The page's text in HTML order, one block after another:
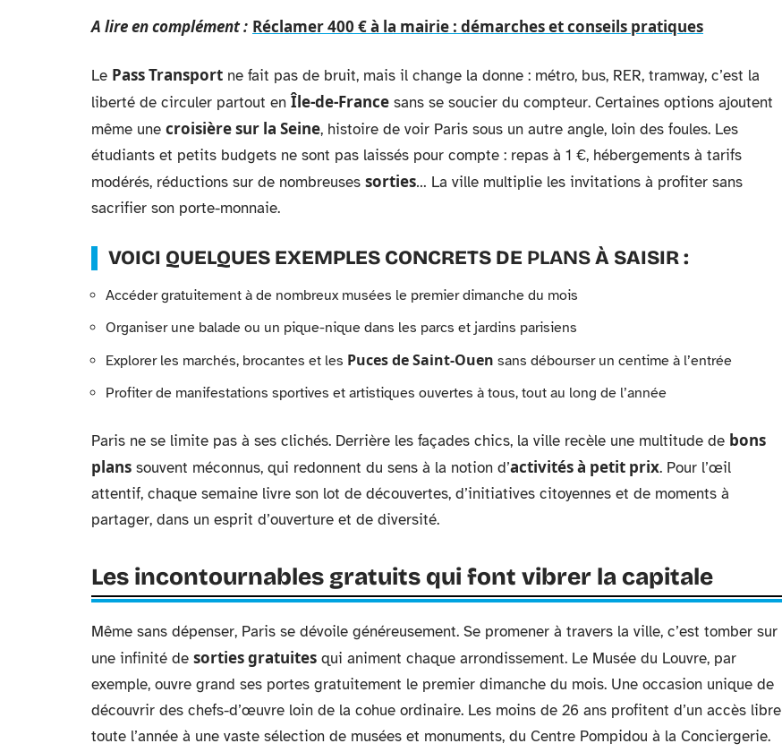
A lire en complément : Réclamer 400 € à la mairie : démarches et conseils pratiques
Le Pass Transport ne fait pas de bruit, mais il change la donne : métro, bus, RER, tramway, c’est la
liberté de circuler partout en Île-de-France sans se soucier du compteur. Certaines options ajoutent
même une croisière sur la Seine, histoire de voir Paris sous un autre angle, loin des foules. Les
étudiants et petits budgets ne sont pas laissés pour compte : repas à 1 €, hébergements à tarifs
modérés, réductions sur de nombreuses sorties… La ville multiplie les invitations à profiter sans
sacrifier son porte-monnaie.
VOICI QUELQUES EXEMPLES CONCRETS DE PLANSÀ SAISIR :
Accéder gratuitement à de nombreux musées le premier dimanche du mois
Organiser une balade ou un pique-nique dans les parcs et jardins parisiens
Explorer les marchés, brocantes et les Puces de Saint-Ouen sans débourser un centime à l’entrée
Profiter de manifestations sportives et artistiques ouvertes à tous, tout au long de l’année
Paris ne se limite pas à ses clichés. Derrière les façades chics, la ville recèle une multitude de bons
plans souvent méconnus, qui redonnent du sens à la notion d’activités à petit prix. Pour l’œil
attentif, chaque semaine livre son lot de découvertes, d’initiatives citoyennes et de moments à
partager, dans un esprit d’ouverture et de diversité.
Les incontournables gratuits qui font vibrer la capitale
Même sans dépenser, Paris se dévoile généreusement. Se promener à travers la ville, c’est tomber sur
une infinité de sorties gratuites qui animent chaque arrondissement. Le Musée du Louvre, par
exemple, ouvre grand ses portes gratuitement le premier dimanche du mois. Une occasion unique de
découvrir des chefs-d’œuvre loin de la cohue ordinaire. Les moins de 26 ans profitent d’un accès libre
toute l’année à une vaste sélection de musées et monuments, du Centre Pompidou à la Conciergerie.